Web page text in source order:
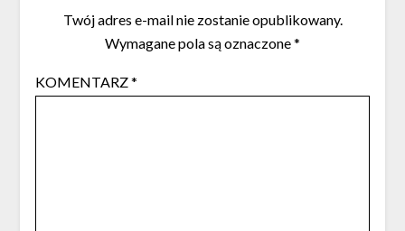
Twój adres e-mail nie zostanie opublikowany.
Wymagane pola są oznaczone*
KOMENTARZ*